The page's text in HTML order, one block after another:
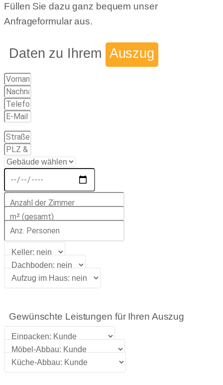
Füllen Sie dazu ganz bequem unser
Anfrageformular aus.
Daten zu Ihrem Auszug
Gewünschte Leistungen für Ihren Auszug